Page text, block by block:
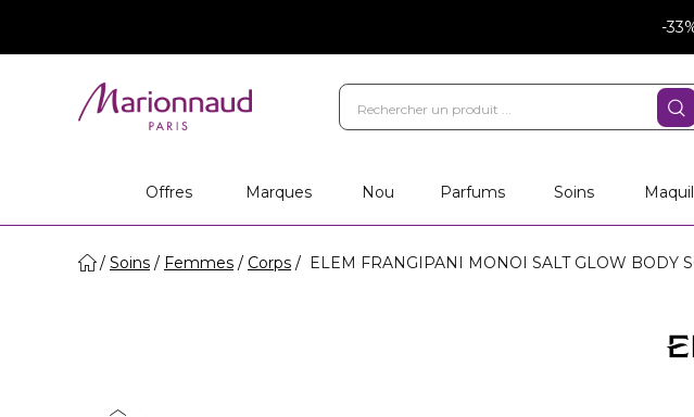
-
Offres Marques Nou Parfums Soins
Soins Femmes Corps ELEM FRANGIPANI MONOI SALT GLOW BODY